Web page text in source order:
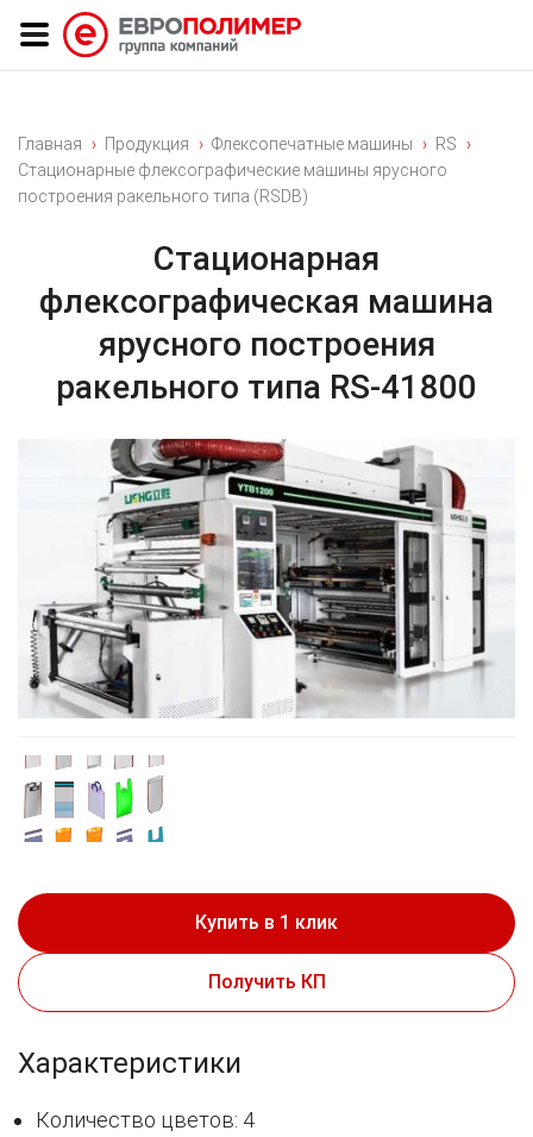
Главная Продукция Флексопечатные машины
RS
Стационарные флексографические машины ярусного
построения ракельного типа (RSDB)
Стационарная
флексографическая машина
ярусного построения
ракельного типа RS-41800
Купить в 1 клик
Получить КП
Характеристики
Количество цветов: 4